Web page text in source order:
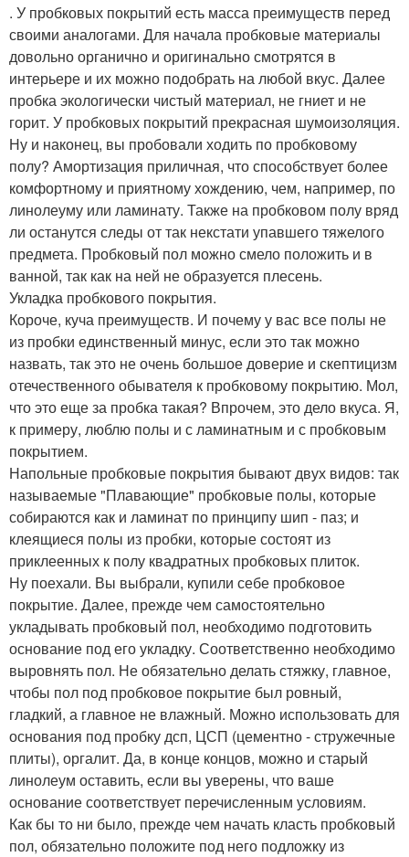
. У пробковых покрытий есть масса преимуществ перед
своими аналогами. Для начала пробковые материалы
довольно органично и оригинально смотрятся в
интерьере и их можно подобрать на любой вкус. Далее
пробка экологически чистый материал, не гниет и не
горит. У пробковых покрытий прекрасная шумоизоляция.
Ну и наконец, вы пробовали ходить по пробковому
полу? Амортизация приличная, что способствует более
комфортному и приятному хождению, чем, например, по
линолеуму или ламинату. Также на пробковом полу вряд
ли останутся следы от так некстати упавшего тяжелого
предмета. Пробковый пол можно смело положить и в
ванной, так как на ней не образуется плесень.
Укладка пробкового покрытия.
Короче, куча преимуществ. И почему у вас все полы не
из пробки единственный минус, если это так можно
назвать, так это не очень большое доверие и скептицизм
отечественного обывателя к пробковому покрытию. Мол,
что это еще за пробка такая? Впрочем, это дело вкуса. Я,
к примеру, люблю полы и с ламинатным и с пробковым
покрытием.
Напольные пробковые покрытия бывают двух видов: так
называемые "Плавающие" пробковые полы, которые
собираются как и ламинат по принципу шип - паз; и
клеящиеся полы из пробки, которые состоят из
приклеенных к полу квадратных пробковых плиток.
Ну поехали. Вы выбрали, купили себе пробковое
покрытие. Далее, прежде чем самостоятельно
укладывать пробковый пол, необходимо подготовить
основание под его укладку. Соответственно необходимо
выровнять пол. Не обязательно делать стяжку, главное,
чтобы пол под пробковое покрытие был ровный,
гладкий, а главное не влажный. Можно использовать для
основания под пробку дсп, ЦСП (цементно - стружечные
плиты), оргалит. Да, в конце концов, можно и старый
линолеум оставить, если вы уверены, что ваше
основание соответствует перечисленным условиям.
Как бы то ни было, прежде чем начать класть пробковый
пол, обязательно положите под него подложку из